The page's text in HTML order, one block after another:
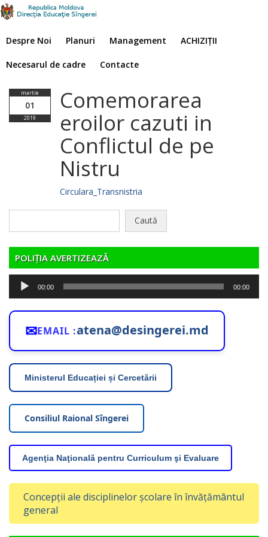
Despre Noi Planuri Management ACHIZIȚII
Necesarul de cadre Contacte
martie
01
2019
Comemorarea
eroilor cazuti in
Conflictul de pe
Nistru
Circulara_Transnistria
POLIȚIA AVERTIZEAZĂ
Player
audio
00:00 00:00
✉EMAIL :atena@desingerei.md
Ministerul Educației și Cercetării
Consiliul Raional Sîngerei
Agenţia Naţională pentru Curriculum şi Evaluare
Concepții ale disciplinelor școlare în învățământul
general